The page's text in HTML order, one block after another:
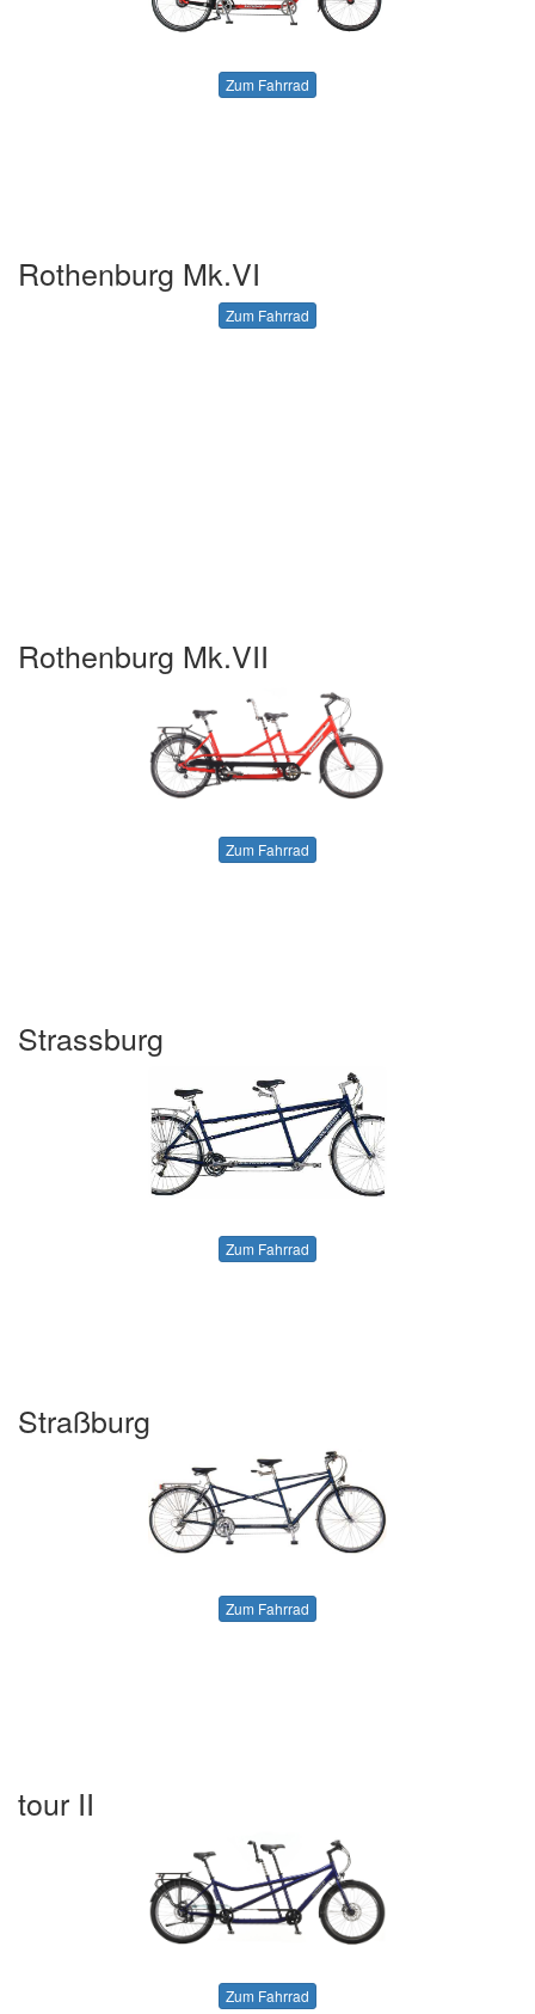
Zum Fahrrad
Rothenburg Mk.VI
Zum Fahrrad
Rothenburg Mk.VII
Zum Fahrrad
Strassburg
Zum Fahrrad
Straßburg
Zum Fahrrad
tour II
Zum Fahrrad